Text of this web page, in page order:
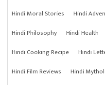
Hindi Moral Stories
Hindi
Hindi Philosophy
Hindi Health
Hindi Cooking Recipe
Hindi
Hindi Film Reviews
Hindi